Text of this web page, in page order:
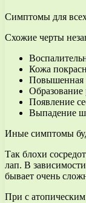
Симптомы для всех
Схожие черты
Кожа
Повышенная
Образование
Появление
Выпадение
Иные симптомы
Так блохи
лап. В
бывает очень
При с